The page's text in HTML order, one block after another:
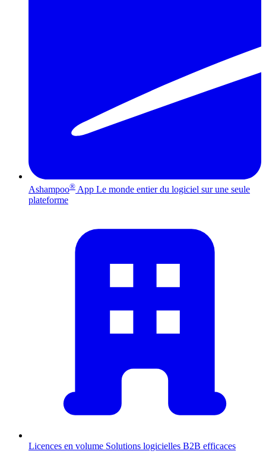
Ashampoo® App Le monde entier du logiciel sur une seule
plateforme
Licences en volume Solutions logicielles B2B efficaces